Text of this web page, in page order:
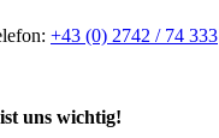
+43 (0) 2742 / 74 333
uns wichtig!